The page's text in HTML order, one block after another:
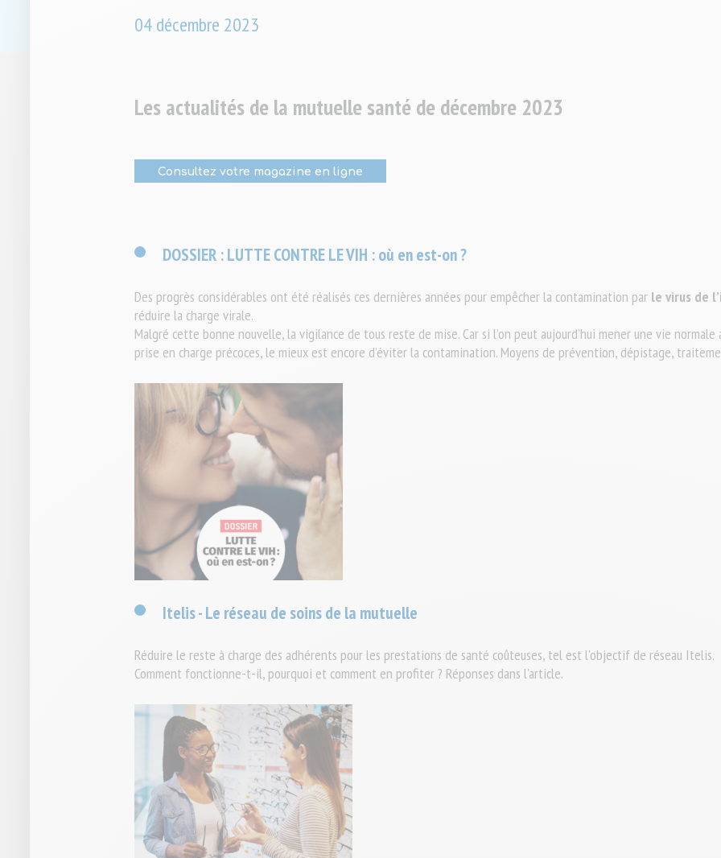
04décembre 2023
Les actualités de la mutuelle santé de décembre 2023
Consultez votre magazine en ligne
DOSSIER : LUTTE CONTRE LE VIH : où en est-on ?
Des progrès considérables ont été réalisés ces dernières années pour empêcher la contamination par le virus de
réduire la charge virale.
Malgré cette bonne nouvelle, la vigilance de tous reste de mise. Car si l’on peut aujourd’hui mener une vie
prise en charge précoces, le mieux est encore d’éviter la contamination. Moyens de prévention, dépistage,
Itelis - Le réseau de soins de la mutuelle
Réduire le reste à charge des adhérents pour les prestations de santé coûteuses, tel est l'objectif de réseau Itelis.
Comment fonctionne-t-il, pourquoi et comment en profiter ? Réponses dans l'article.